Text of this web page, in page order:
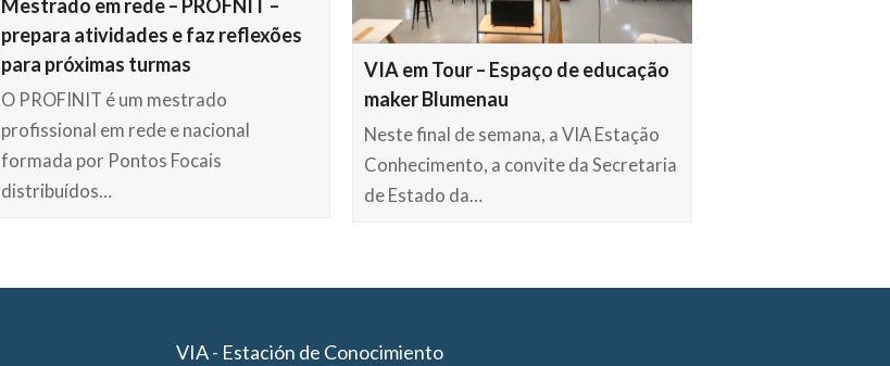
Mestrado em rede – PROFNIT –
prepara atividades e faz reflexões
para próximas turmas
O PROFINIT é um mestrado
profissional em rede e nacional
formada por Pontos Focais
distribuídos…
VIA em Tour – Espaço de educação
maker Blumenau
Neste final de semana, a VIA Estação
Conhecimento, a convite da Secretaria
de Estado da…
VIA - Estación de Conocimiento